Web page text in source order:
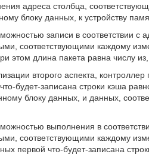
адреса столбца,
блоку данных, к устройству
записи в соответствии
соответствующими каждому
этом длина пакета равна числу
второго аспекта,
будет-записана строки кэша
блоку данных, и данных,
выполнения в
соответствующими каждому
первой что-будет-записана